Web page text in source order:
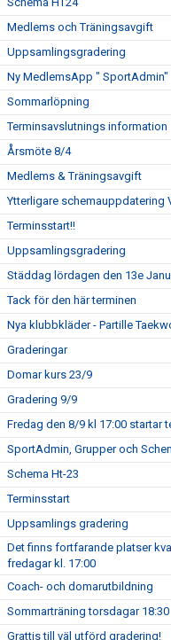
Medlems och Träningsavgift
Uppsamlingsgradering
Ny MedlemsApp " SportAdmin"
Sommarlöpning
Terminsavslutnings information
Årsmöte 8/4
Medlems & Träningsavgift
Ytterligare schemauppdatering
Terminsstart!!
Uppsamlingsgradering
Städdag lördagen den 13e
Tack för den här terminen
Nya klubbkläder - Partille
Graderingar
Domar kurs 23/9
Gradering 9/9
Fredag den 8/9 kl 17:00 startar
SportAdmin, Grupper och
Schema Ht-23
Terminsstart
Uppsamlings gradering
Det finns fortfarande platser
fredagar kl. 17:00
Coach- och domarutbildning
Sommarträning torsdagar 18:30
Grattis till väl utförd gradering!